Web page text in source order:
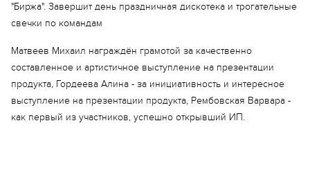
"Биржа". Завершит день праздничная дискотека и трогательные
свечки по командам
Матвеев Михаил награждён грамотой за качественно
составленное и артистичное выступление на презентации
продукта, Гордеева Алина - за инициативность и интересное
выступление на презентации продукта, Рембовская Варвара -
как первый из участников, успешно открывший ИП.